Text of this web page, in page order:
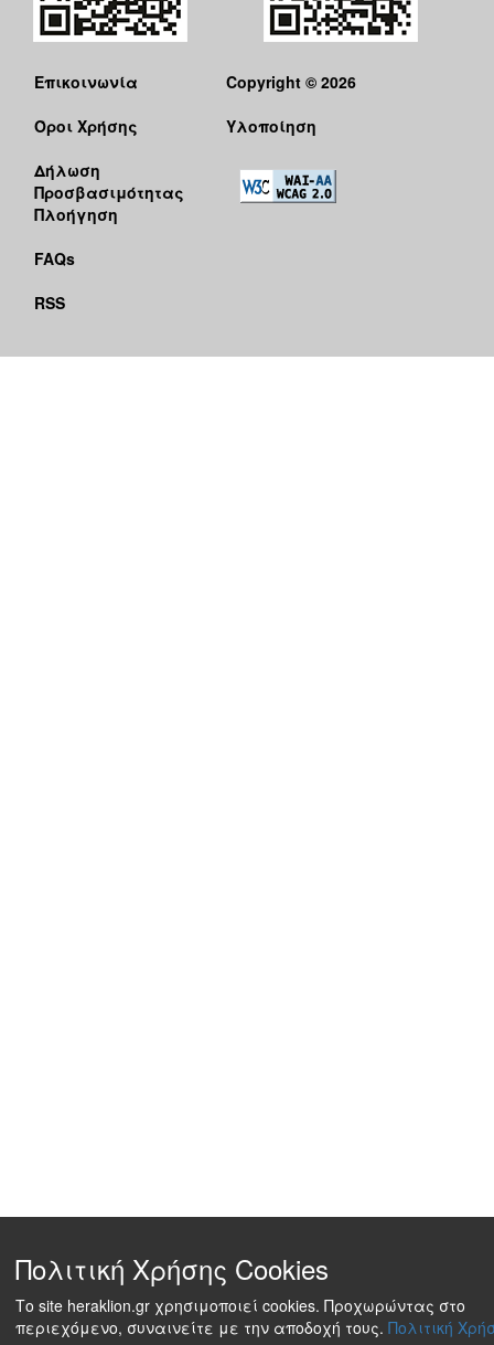
Επικοινωνία
Όροι Χρήσης
Δήλωση
Προσβασιμότητας
Πλοήγηση
FAQs
RSS
Copyright © 2026
Υλοποίηση
Πολιτική Χρήσης Cookies
Το site heraklion.gr χρησιμοποιεί cookies. Προχωρώντας στο
περιεχόμενο, συναινείτε με την αποδοχή τους. Πολιτική